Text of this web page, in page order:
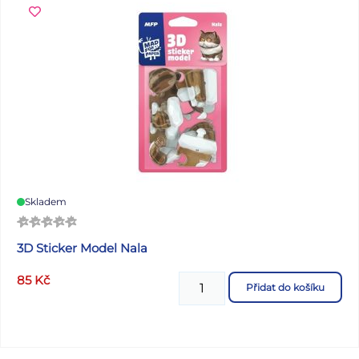
Skladem
3D Sticker Model Nala
85 Kč Přidat do košíku